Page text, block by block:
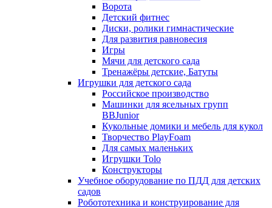
Ворота
Детский фитнес
Диски, ролики гимнастические
Для развития равновесия
Игры
Мячи для детского сада
Тренажёры детские, Батуты
Игрушки для детского сада
Российское производство
Машинки для ясельных групп
BBJunior
Кукольные домики и мебель для кукол
Творчество PlayFoam
Для самых маленьких
Игрушки Tolo
Конструкторы
Учебное оборудование по ПДД для детских
садов
Робототехника и конструирование для